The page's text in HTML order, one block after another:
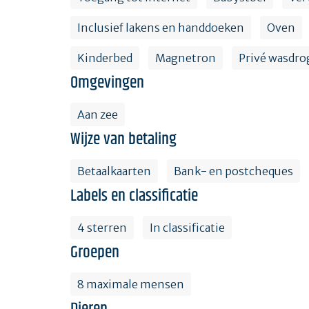
Inclusief lakens en handdoeken Oven
Kinderbed Magnetron Privé
Omgevingen
Aan zee
Wijze van betaling
Betaalkaarten Bank- en postcheques
Labels en classificatie
4 sterren In classificatie
Groepen
8 maximale mensen